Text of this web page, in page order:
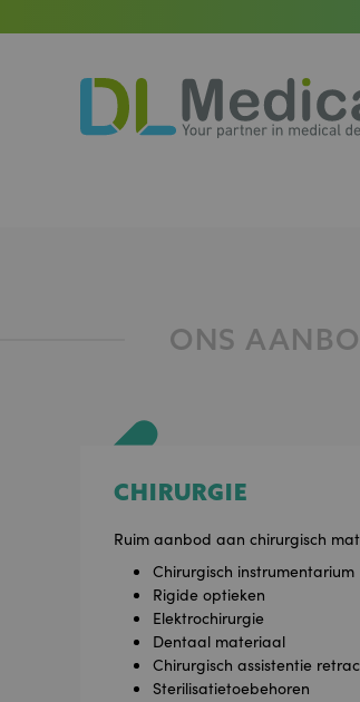
DL
Medical
ONS
CHIRURGIE
Ruim aanbod aan chirurgisch
Chirurgisch instrumentarium
Rigide optieken
Elektrochirurgie
Dentaal materiaal
Chirurgisch assistentie
Sterilisatietoebehoren